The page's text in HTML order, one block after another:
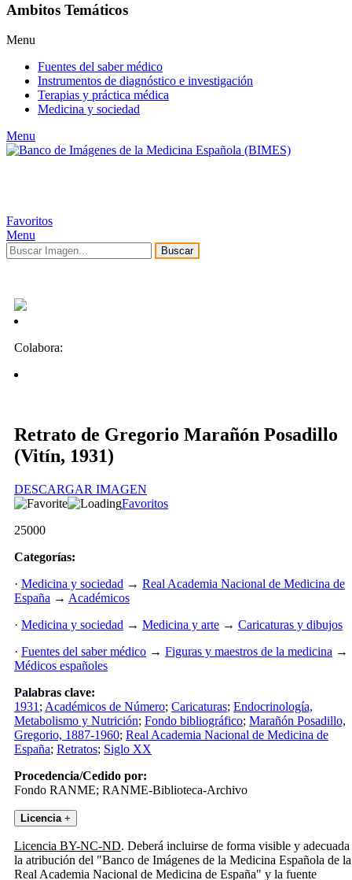
Ambitos Temáticos
Menu
Fuentes del saber médico
Instrumentos de diagnóstico e investigación
Terapias y práctica médica
Medicina y sociedad
Menu
Favoritos
Menu
Buscar
Colabora:
Retrato de Gregorio Marañón Posadillo
(Vitín, 1931)
DESCARGAR IMAGEN
Favoritos
25000
Categorías:
· Medicina y sociedad → Real Academia Nacional de Medicina de
España → Académicos
· Medicina y sociedad → Medicina y arte → Caricaturas y dibujos
· Fuentes del saber médico → Figuras y maestros de la medicina →
Médicos españoles
Palabras clave:
1931 ; Académicos de Número; Caricaturas; Endocrinología,
Metabolismo y Nutrición; Fondo bibliográfico; Marañón Posadillo,
Gregorio, 1887-1960; Real Academia Nacional de Medicina de
España; Retratos; Siglo XX
Procedencia/Cedido por:
Fondo RANME; RANME-Biblioteca-Archivo
Licencia +
Licencia BY-NC-ND. Deberá incluirse de forma visible y adecuada
la atribución del "Banco de Imágenes de la Medicina Española de la
Real Academia Nacional de Medicina de España" y la fuente